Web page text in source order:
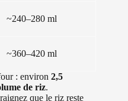
~240–280 ml
~360–420 ml
: environ 2,5
de riz.
que le riz reste